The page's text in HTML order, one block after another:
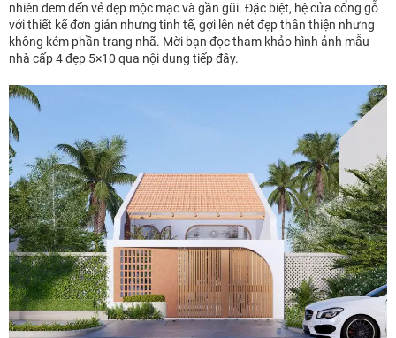
nhiên đem đến vẻ đẹp mộc mạc và gần gũi. Đặc biệt, hệ cửa cổng gỗ
với thiết kế đơn giản nhưng tinh tế, gợi lên nét đẹp thân thiện nhưng
không kém phần trang nhã. Mời bạn đọc tham khảo hình ảnh mẫu
nhà cấp 4 đẹp 5×10 qua nội dung tiếp đây.